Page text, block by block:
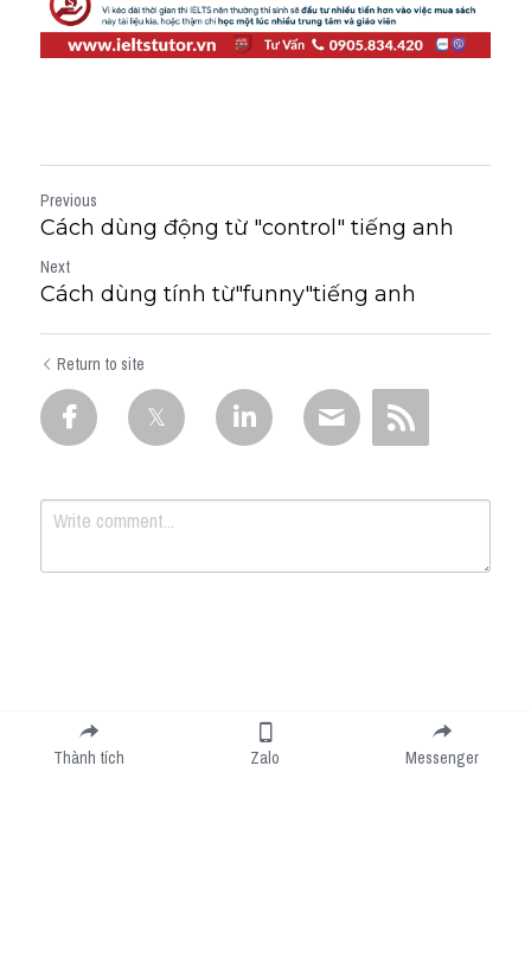
Previous
Cách dùng động từ "control" tiếng anh
Next
Cách dùng tính từ"funny"tiếng anh
Return to site
Submit
Thành tích Zalo Messenger